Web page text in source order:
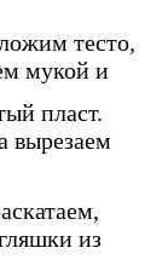
тесто,
мукой и
пласт.
вырезаем
из